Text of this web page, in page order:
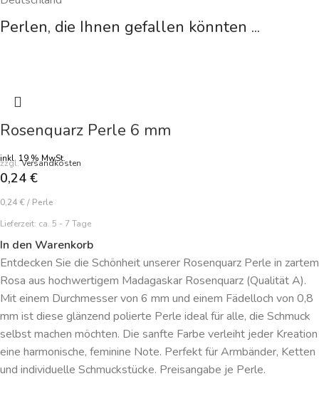
Perlen, die Ihnen gefallen könnten ...
Rosenquarz Perle 6 mm
inkl. 19 % MwSt.
zzgl.Versandkosten
0,24 €
0,24 € / Perle
Lieferzeit: ca. 5 - 7 Tage
In den Warenkorb
Entdecken Sie die Schönheit unserer Rosenquarz Perle in zartem
Rosa aus hochwertigem Madagaskar Rosenquarz (Qualität A).
Mit einem Durchmesser von 6 mm und einem Fädelloch von 0,8
mm ist diese glänzend polierte Perle ideal für alle, die Schmuck
selbst machen möchten. Die sanfte Farbe verleiht jeder Kreation
eine harmonische, feminine Note. Perfekt für Armbänder, Ketten
und individuelle Schmuckstücke. Preisangabe je Perle.